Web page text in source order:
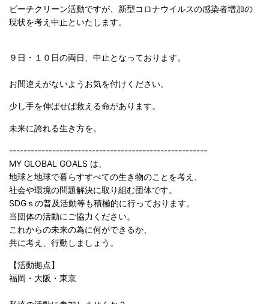
ビーチクリーン活動ですが、新型コロナウイルスの感染者増加の
現状を考え中止といたします。
９日・１０日の両日、中止となっております。
お間違えがないようお気を付けください。
少し手を伸ばせば救える命があります。
未来に誇れる生き方を。
-------------------------------------------------------
MY GLOBAL GOALS は、
地球と地球で暮らすすべての生き物のことを考え、
社会や環境の問題解決に取り組む団体です。
SDGｓの普及活動等も積極的に行っております。
当団体の活動にご協力ください。
これからの未来の為に何ができるか、
共に考え、行動しましょう。
【活動拠点】
福岡・大阪・東京